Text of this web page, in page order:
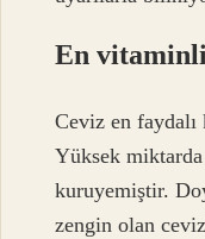
En
Ceviz en
Yüksek
kuruyemiştir.
zengin olan